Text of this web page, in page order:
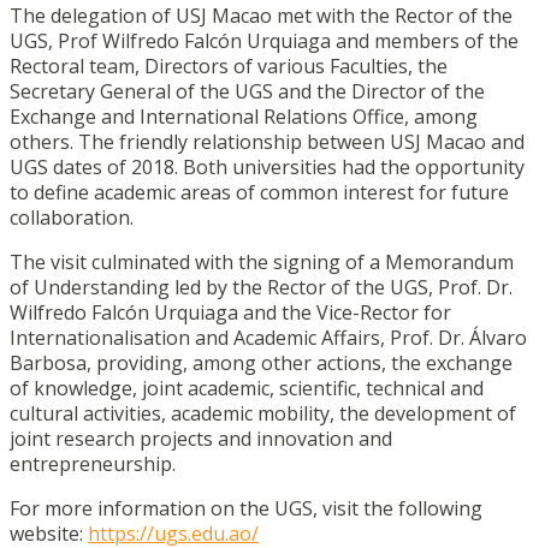
The delegation of USJ Macao met with the Rector of the
UGS, Prof Wilfredo Falcón Urquiaga and members of the
Rectoral team, Directors of various Faculties, the
Secretary General of the UGS and the Director of the
Exchange and International Relations Office, among
others. The friendly relationship between USJ Macao and
UGS dates of 2018. Both universities had the opportunity
to define academic areas of common interest for future
collaboration.
The visit culminated with the signing of a Memorandum
of Understanding led by the Rector of the UGS, Prof. Dr.
Wilfredo Falcón Urquiaga and the Vice-Rector for
Internationalisation and Academic Affairs, Prof. Dr. Álvaro
Barbosa, providing, among other actions, the exchange
of knowledge, joint academic, scientific, technical and
cultural activities, academic mobility, the development of
joint research projects and innovation and
entrepreneurship.
For more information on the UGS, visit the following
website: https://ugs.edu.ao/